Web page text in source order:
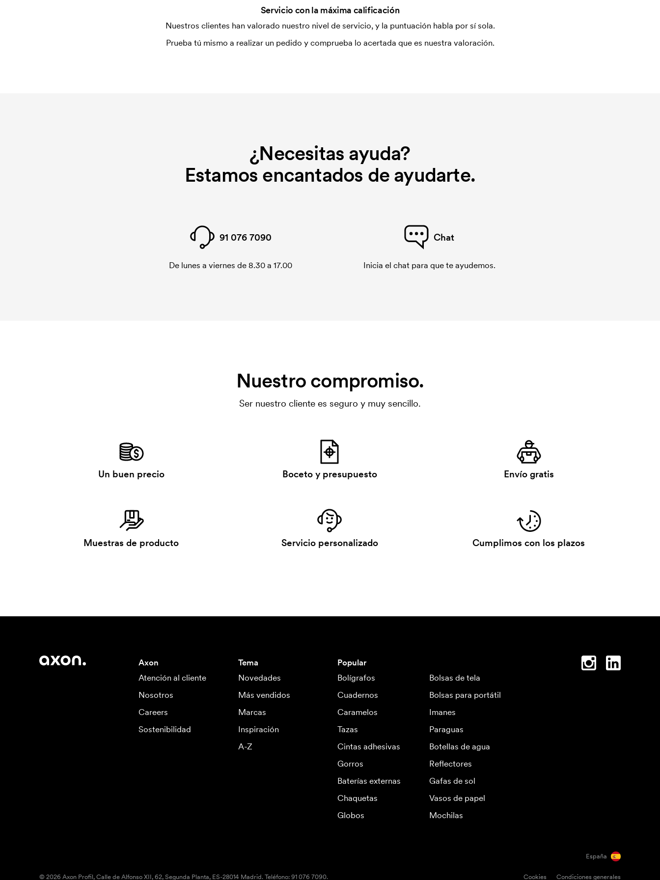
Servicio con la máxima calificación
Nuestros clientes han valorado nuestro nivel de servicio, y la puntuación habla por sí sola.
Prueba tú mismo a realizar un pedido y comprueba lo acertada que es nuestra valoración.
¿Necesitas ayuda?
Estamos encantados de ayudarte.
91 076 7090
De lunes a viernes de 8.30 a 17.00
Chat
Inicia el chat para que te ayudemos.
Nuestro compromiso.
Ser nuestro cliente es seguro y muy sencillo.
Un buen precio Boceto y presupuesto Envío gratis
Muestras de producto Servicio personalizado Cumplimos con los plazos
Axon
Atención al cliente
Nosotros
Careers
Sostenibilidad
Tema
Novedades
Más vendidos
Marcas
Inspiración
A-Z
Popular
Bolígrafos
Bolsas de tela
Cuadernos
Bolsas para portátil
Caramelos
Imanes
Tazas
Paraguas
Cintas adhesivas
Botellas de agua
Gorros
Reflectores
Baterías externas
Gafas de sol
Chaquetas
Vasos de papel
Globos
Mochilas
España
Cookies Condiciones generales
© 2026 Axon Profil, Calle de Alfonso XII, 62, Segunda Planta, ES-28014 Madrid. Teléfono: 91 076 7090.